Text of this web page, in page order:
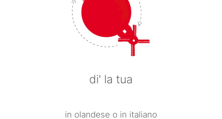
di' la tua
in olandese o in italiano